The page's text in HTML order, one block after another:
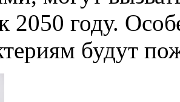
2050 году.
будут